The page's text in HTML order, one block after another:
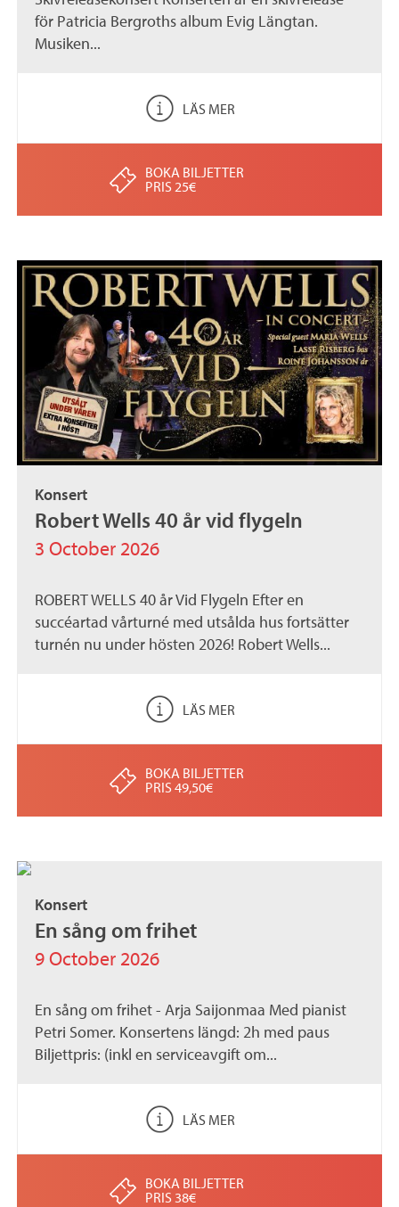
för Patricia Bergroths album Evig Längtan.
Musiken...
LÄS MER
BOKA BILJETTER
PRIS 25€
Konsert
Robert Wells 40 år vid flygeln
3 October 2026
ROBERT WELLS 40 år Vid Flygeln Efter en
succéartad vårturné med utsålda hus fortsätter
turnén nu under hösten 2026! Robert Wells...
LÄS MER
BOKA BILJETTER
PRIS 49,50€
Konsert
En sång om frihet
9 October 2026
En sång om frihet - Arja Saijonmaa Med pianist
Petri Somer. Konsertens längd: 2h med paus
Biljettpris: (inkl en serviceavgift om...
LÄS MER
BOKA BILJETTER
PRIS 38€